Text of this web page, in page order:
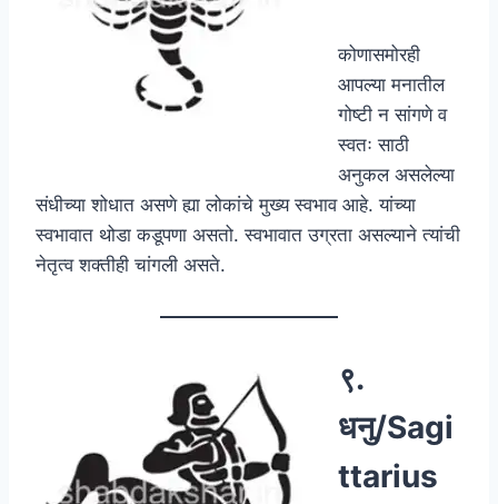
कोणासमोरही
आपल्या मनातील
गोष्टी न सांगणे व
स्वतः साठी
अनुकल असलेल्या
संधीच्या शोधात असणे ह्या लोकांचे मुख्य स्वभाव आहे. यांच्या
स्वभावात थोडा कडूपणा असतो. स्वभावात उग्रता असल्याने त्यांची
नेतृत्व शक्तीही चांगली असते.
९.
धनु/Sagi
ttarius